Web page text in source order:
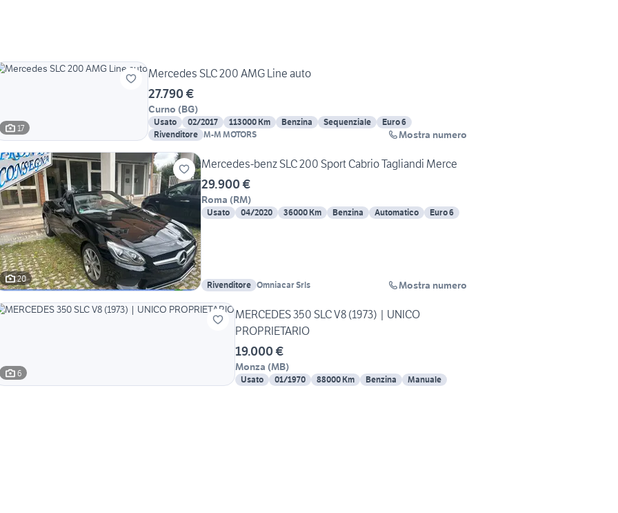
17
Mercedes SLC 200 AMG Line auto
27.790 €
Curno (BG)
Usato 02/2017 113000 Km Benzina Sequenziale
Euro 6
Rivenditore M-M MOTORS Mostra numero
20
Mercedes-benz SLC 200 Sport Cabrio Tagliandi Merce
29.900 €
Roma (RM)
Usato 04/2020 36000 Km Benzina Automatico Euro 6
Rivenditore Omniacar Srls Mostra numero
6
MERCEDES 350 SLC V8 (1973) | UNICO
PROPRIETARIO
19.000 €
Monza (MB)
Usato 01/1970 88000 Km Benzina Manuale